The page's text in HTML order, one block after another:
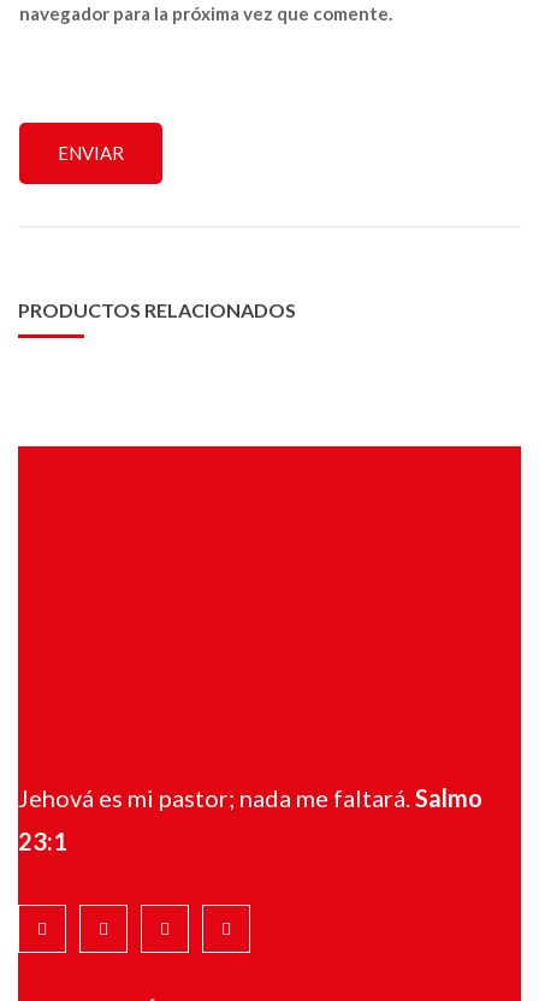
navegador para la próxima vez que comente.
PRODUCTOS RELACIONADOS
Jehová es mi pastor; nada me faltará. Salmo
23:1